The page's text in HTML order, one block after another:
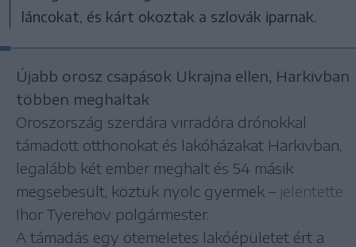
láncokat, és kárt okoztak a szlovák iparnak.
Újabb orosz csapások Ukrajna ellen, Harkivban
többen meghaltak
Oroszország szerdára virradóra drónokkal
támadott otthonokat és lakóházakat Harkivban,
legalább két ember meghalt és 54 másik
megsebesült, köztük nyolc gyermek – jelentette
Ihor Tyerehov polgármester.
A támadás egy ötemeletes lakóépületet ért a